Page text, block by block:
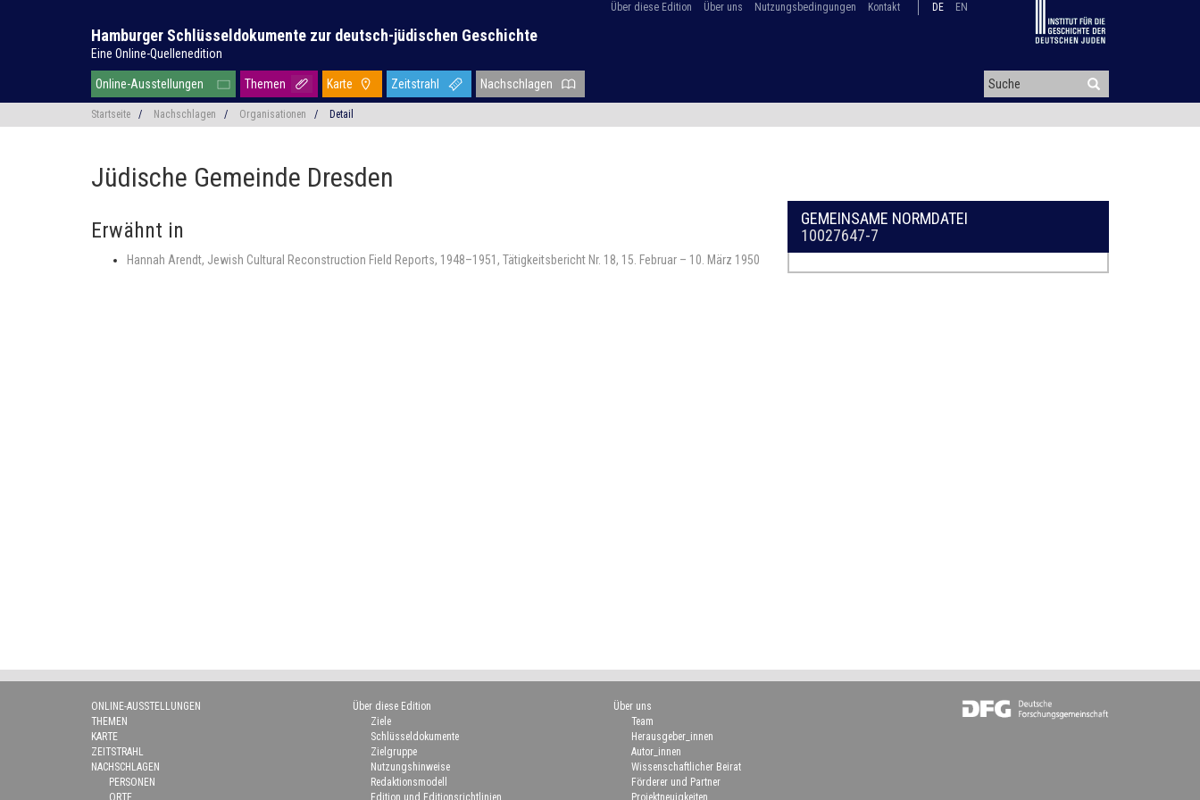
Über diese Edition Über uns Nutzungsbedingungen Kontakt DE EN
Hamburger Schlüsseldokumente zur deutsch-jüdischen Geschichte
Eine Online-Quellenedition
Online-Ausstellungen Themen Karte Zeitstrahl Nachschlagen
Startseite / Nachschlagen / Organisationen / Detail
Jüdische Gemeinde Dresden
Erwähnt in
Hannah Arendt, Jewish Cultural Reconstruction Field Reports, 1948–1951, Tätigkeitsbericht Nr. 18, 15. Februar – 10. März 1950
GEMEINSAME NORMDATEI
10027647-7
ONLINE-AUSSTELLUNGEN
THEMEN
KARTE
ZEITSTRAHL
NACHSCHLAGEN
PERSONEN
ORTE
Über diese Edition
Ziele
Schlüsseldokumente
Zielgruppe
Nutzungshinweise
Redaktionsmodell
Edition und Editionsrichtlinien
Über uns
Team
Herausgeber_innen
Autor_innen
Wissenschaftlicher Beirat
Förderer und Partner
Projektneuigkeiten